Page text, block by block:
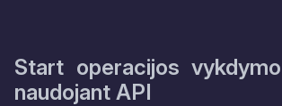
Start operacijos
naudojant API